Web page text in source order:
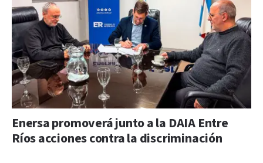
Enersa promoverá junto a la DAIA Entre
Ríos acciones contra la discriminación